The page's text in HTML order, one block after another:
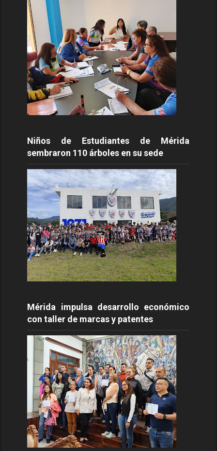
Niños de Estudiantes de Mérida
sembraron 110 árboles en su sede
Mérida impulsa desarrollo económico
con taller de marcas y patentes